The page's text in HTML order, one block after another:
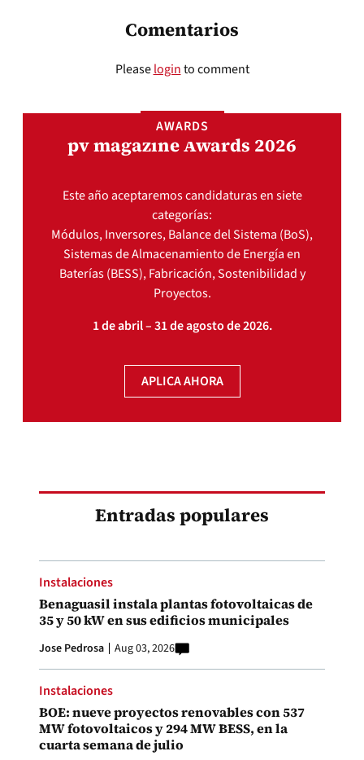
Comentarios
Pleaseloginto comment
AWARDS
pv magazine Awards 2026
Este año aceptaremos candidaturas en siete
categorías:
Módulos, Inversores, Balance del Sistema (BoS),
Sistemas de Almacenamiento de Energía en
Baterías (BESS), Fabricación, Sostenibilidad y
Proyectos.
1 de abril – 31 de agosto de 2026.
APLICA AHORA
Entradas populares
Instalaciones
Benaguasil instala plantas fotovoltaicas de
35 y 50 kW en sus edificios municipales
Jose Pedrosa Aug 03, 2026
Instalaciones
BOE: nueve proyectos renovables con 537
MW fotovoltaicos y 294 MW BESS, en la
cuarta semana de julio